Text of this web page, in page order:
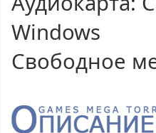
Windows
Свободное